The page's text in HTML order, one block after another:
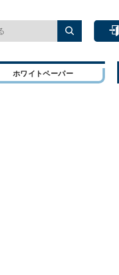
ホワイトペーパー